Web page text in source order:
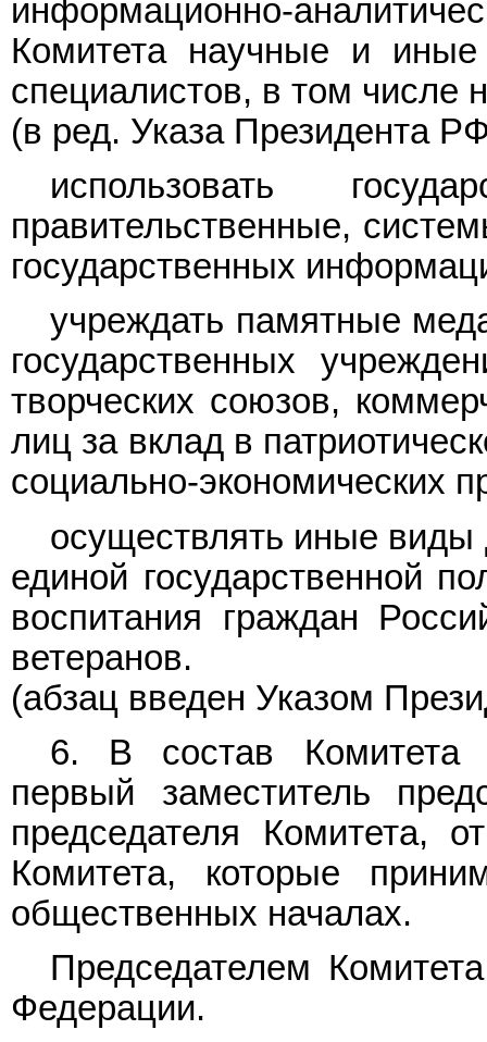
информационно-
Комитета научные и
специалистов, в том числе
(в ред. УказаПрезидента
использовать
правительственные,
государственных
учреждать памятные
государственных
творческих союзов,
лиц за вклад в
социально-экономических
осуществлять иные виды
единой государственной
воспитания граждан
ветеранов.
(абзац введен Указом
6. В состав Комитета
первый заместитель
председателя Комитета,
Комитета, которые
общественных началах.
Председателем
Федерации.